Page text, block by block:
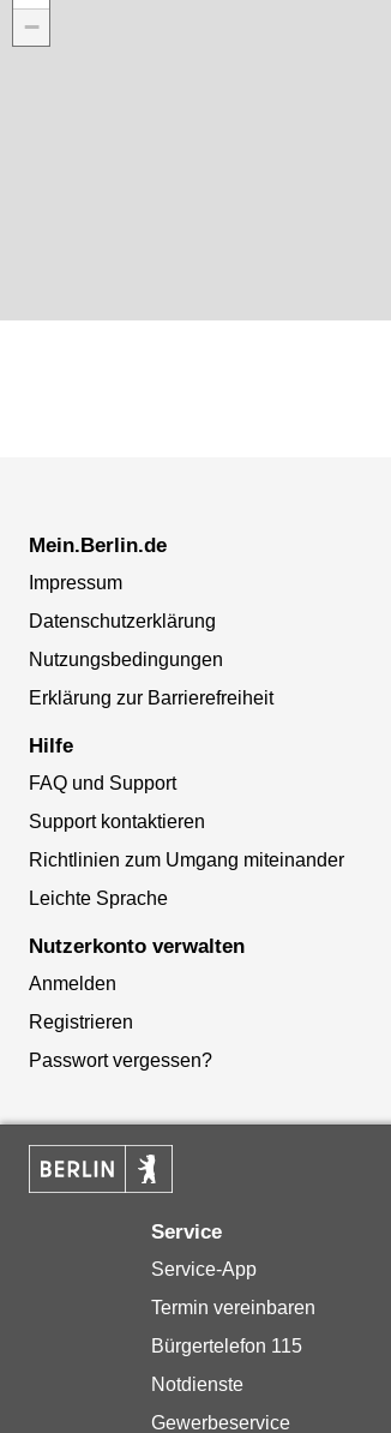
−
Mein.Berlin.de
Impressum
Datenschutzerklärung
Nutzungsbedingungen
Erklärung zur Barrierefreiheit
Hilfe
FAQ und Support
Support kontaktieren
Richtlinien zum Umgang miteinander
Leichte Sprache
Nutzerkonto verwalten
Anmelden
Registrieren
Passwort vergessen?
Service
Service-App
Termin vereinbaren
Bürgertelefon 115
Notdienste
Gewerbeservice